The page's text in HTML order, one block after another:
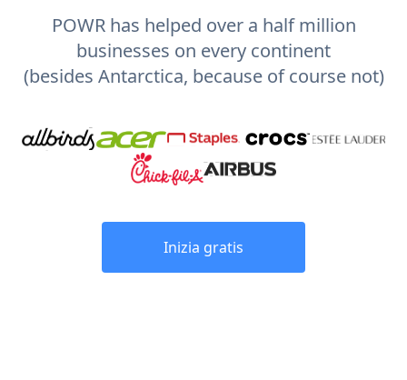
POWR has helped over a half million
businesses on every continent
(besides Antarctica, because of course not)
Inizia gratis